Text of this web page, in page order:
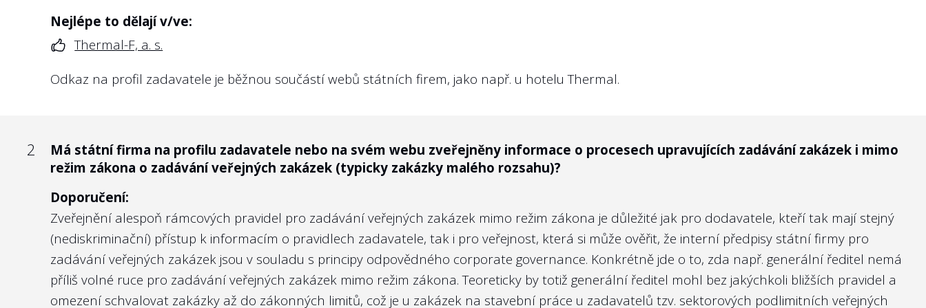
Je vlastnická politika zveřejněna na webu příslušného ministerstva nebo státní firmy?
rozumný důvod, proč alespoň v základních parametrech účel a cíle státních firem nezveřejňovat na webových stránkách firmy. Ostatně
obchodní společnosti kotované na burze musí být ze zákona o podnikání na kapitálovém trhu právě takto transparentní vůči svým
akcionářům. Podobně transparentní by měly být i státní firmy vůči občanům.
Nejlépe to dělají v/ve:
Lesích České republiky, s.p.
dosaženém vzdělání a předchozím zaměstnání?
krátké CV, případně prolink např. na profil na LinkedInu, považujeme za naprostý standard.
Namítne-li někdo, že jde o osobní údaje zmíněných osob, pak 1. toto považujeme za standard i v soukromém sektoru, 2. v souladu s
nominačním zákonem
kandidátů.
Nejlépe to dělají v/ve:
Národní rozvojové bance, a.s.
Nejlépe to dělají v/ve:
Thermal-F, a. s.
Odkaz na profil zadavatele je běžnou součástí webů státních firem, jako např. u hotelu Thermal.
2
Má státní firma na profilu zadavatele nebo na svém webu zveřejněny informace o procesech upravujících zadávání zakázek i mimo
režim zákona o zadávání veřejných zakázek (typicky zakázky malého rozsahu)?
Doporučení:
Zveřejnění alespoň rámcových pravidel pro zadávání veřejných zakázek mimo režim zákona je důležité jak pro dodavatele, kteří tak mají stejný
(nediskriminační) přístup k informacím o pravidlech zadavatele, tak i pro veřejnost, která si může ověřit, že interní předpisy státní firmy pro
zadávání veřejných zakázek jsou v souladu s principy odpovědného corporate governance. Konkrétně jde o to, zda např. generální ředitel nemá
příliš volné ruce pro zadávání veřejných zakázek mimo režim zákona. Teoreticky by totiž generální ředitel mohl bez jakýchkoli bližších pravidel a
omezení schvalovat zakázky až do zákonných limitů, což je u zakázek na stavební práce u zadavatelů tzv. sektorových podlimitních veřejných